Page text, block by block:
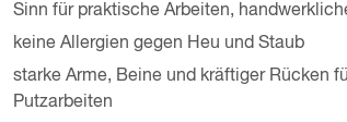
Sinn für praktische Arbeiten,
keine Allergien gegen Heu und Staub
starke Arme, Beine und kräftiger Rücken
Putzarbeiten